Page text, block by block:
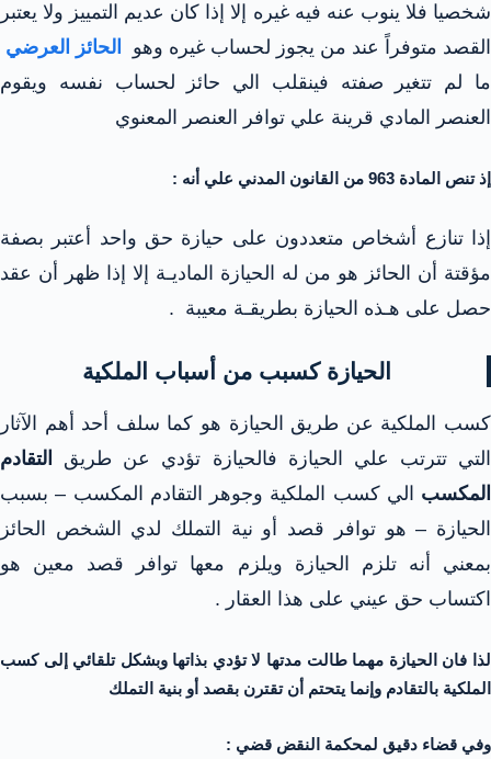
شخصيا فلا ينوب عنه فيه غيره إلا إذا كان عديم التمييز ولا يعتبر
القصد متوفراً عند من يجوز لحساب غيره وهو
الحائز العرضي
ما لم تتغير صفته فينقلب الي حائز لحساب نفسه ويقوم
العنصر المادي قرينة علي توافر العنصر المعنوي
إذ تنص المادة 963 من القانون المدني علي أنه :
إذا تنازع أشخاص متعددون على حيازة حق واحد أعتبر بصفة
مؤقتة أن الحائز هو من له الحيازة الماديـة إلا إذا ظهر أن عقد
حصل على هـذه الحيازة بطريقـة معيبة .
الحيازة كسبب من أسباب الملكية
كسب الملكية عن طريق الحيازة هو كما سلف أحد أهم الآثار
التي تترتب علي الحيازة فالحيازة تؤدي عن طريق
التقادم
المكسب الي كسب الملكية وجوهر التقادم المكسب – بسبب
الحيازة – هو توافر قصد أو نية التملك لدي الشخص الحائز
بمعني أنه تلزم الحيازة ويلزم معها توافر قصد معين هو
اكتساب حق عيني على هذا العقار .
لذا فان الحيازة مهما طالت مدتها لا تؤدي بذاتها وبشكل تلقائي إلى كسب
الملكية بالتقادم وإنما يتحتم أن تقترن بقصد أو بنية التملك
وفي قضاء دقيق لمحكمة النقض قضي :